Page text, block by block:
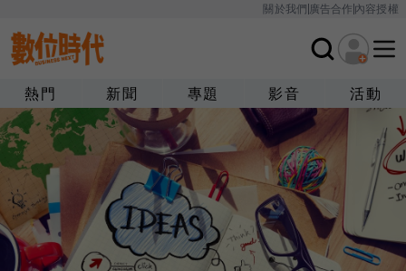
關於我們廣告合作內容授權
熱門 新聞 專題 影音 活動